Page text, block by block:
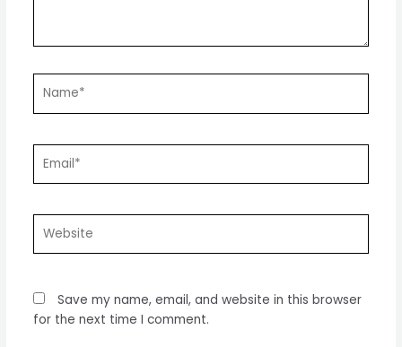
Save my name, email, and website in this browser
for the next time I comment.